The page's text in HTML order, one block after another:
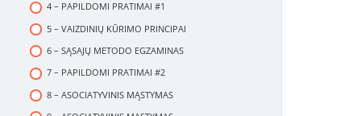
4 – PAPILDOMI PRATIMAI #1
5 – VAIZDINIŲ KŪRIMO PRINCIPAI
6 – SĄSAJŲ METODO EGZAMINAS
7 – PAPILDOMI PRATIMAI #2
8 – ASOCIATYVINIS MĄSTYMAS